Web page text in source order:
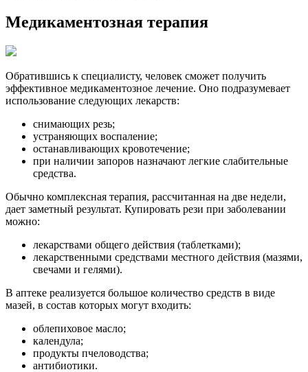
Медикаментозная терапия
Обратившись к специалисту, человек сможет получить
эффективное медикаментозное лечение. Оно подразумевает
использование следующих лекарств:
снимающих резь;
устраняющих воспаление;
останавливающих кровотечение;
при наличии запоров назначают легкие слабительные
средства.
Обычно комплексная терапия, рассчитанная на две недели,
дает заметный результат. Купировать рези при заболевании
можно:
лекарствами общего действия (таблетками);
лекарственными средствами местного действия (мазями,
свечами и гелями).
В аптеке реализуется большое количество средств в виде
мазей, в состав которых могут входить:
облепиховое масло;
календула;
продукты пчеловодства;
антибиотики.